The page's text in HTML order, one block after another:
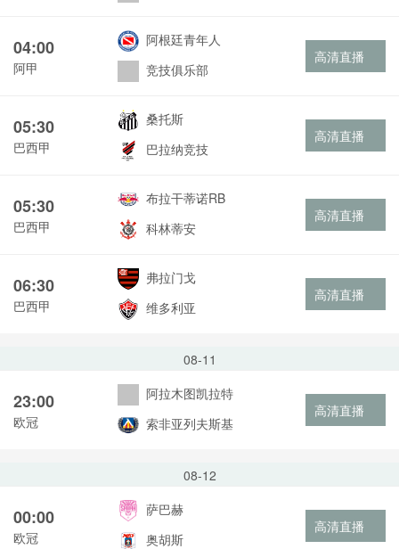
04:00
阿甲
阿根廷青年人
竞技俱乐部
高清直播
05:30
巴西甲
桑托斯
巴拉纳竞技
高清直播
05:30
巴西甲
布拉干蒂诺RB
科林蒂安
高清直播
06:30
巴西甲
弗拉门戈
维多利亚
高清直播
08-11
23:00
欧冠
阿拉木图凯拉特
索非亚列夫斯基
高清直播
08-12
00:00
欧冠
萨巴赫
奥胡斯
高清直播